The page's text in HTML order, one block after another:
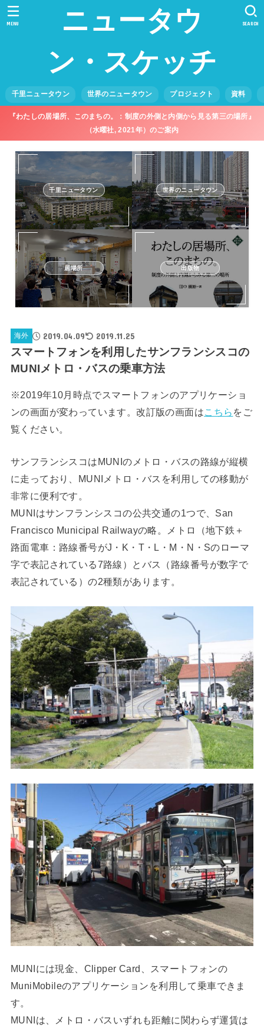
ニュータウ
ン・スケッチ
千里ニュータウン 世界のニュータウン プロジェクト 資料
SEARCH
MENU
『わたしの居場所、このまちの。：制度の外側と内側から見る第三の場所』
（水曜社, 2021年）のご案内
千里ニュータウン 世界のニュータウン
居場所 出版物
海外 2019.04.09 2019.11.25
スマートフォンを利用したサンフランシスコの
MUNIメトロ・バスの乗車方法
※2019年10月時点でスマートフォンのアプリケーショ
ンの画面が変わっています。改訂版の画面はこちら をご
覧ください。
サンフランシスコはMUNIのメトロ・バスの路線が縦横
に走っており、MUNIメトロ・バスを利用しての移動が
非常に便利です。
MUNIはサンフランシスコの公共交通の1つで、San
Francisco Municipal Railwayの略。メトロ（地下鉄＋
路面電車：路線番号がJ・K・T・L・M・N・Sのローマ
字で表記されている7路線）とバス（路線番号が数字で
表記されている）の2種類があります。
MUNIには現金、Clipper Card、スマートフォンの
MuniMobileのアプリケーションを利用して乗車できま
す。
MUNIは、メトロ・バスいずれも距離に関わらず運賃は